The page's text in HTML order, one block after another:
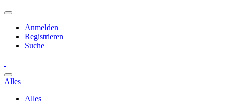
Anmelden
Registrieren
Suche
Alles
Alles